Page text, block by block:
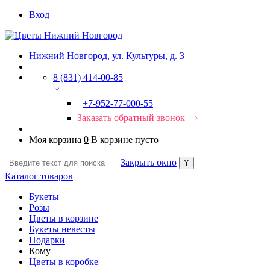
Вход
Нижний Новгород, ул. Культуры, д. 3
8 (831) 414-00-85
+7-952-77-000-55
Заказать обратный звонок
Моя корзина 0 В корзине пусто
Закрыть окно
Каталог товаров
Букеты
Розы
Цветы в корзине
Букеты невесты
Подарки
Кому
Цветы в коробке